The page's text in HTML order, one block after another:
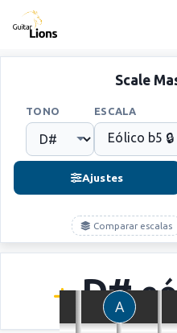
Scale
TONO ESCALA
Ajustes
Comparar escalas
D#